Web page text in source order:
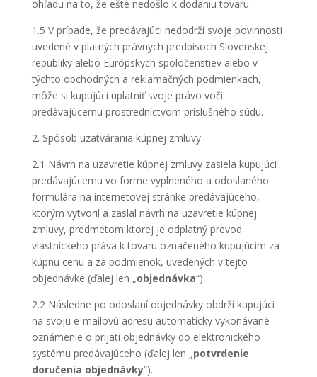
ohľadu na to, že ešte nedošlo k dodaniu tovaru.
1.5 V prípade, že predávajúci nedodrží svoje povinnosti
uvedené v platných právnych predpisoch Slovenskej
republiky alebo Európskych spoločenstiev alebo v
týchto obchodných a reklamačných podmienkach,
môže si kupujúci uplatniť svoje právo voči
predávajúcemu prostredníctvom príslušného súdu.
2. Spôsob uzatvárania kúpnej zmluvy
2.1 Návrh na uzavretie kúpnej zmluvy zasiela kupujúci
predávajúcemu vo forme vyplneného a odoslaného
formulára na internetovej stránke predávajúceho,
ktorým vytvoril a zaslal návrh na uzavretie kúpnej
zmluvy, predmetom ktorej je odplatný prevod
vlastníckeho práva k tovaru označeného kupujúcim za
kúpnu cenu a za podmienok, uvedených v tejto
objednávke (ďalej len „objednávka“).
2.2 Následne po odoslaní objednávky obdrží kupujúci
na svoju e-mailovú adresu automaticky vykonávané
oznámenie o prijatí objednávky do elektronického
systému predávajúceho (ďalej len „potvrdenie
doručenia objednávky“).